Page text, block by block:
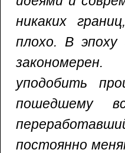
никаких
плохо. В
уподобить
пошедшему
постоянно